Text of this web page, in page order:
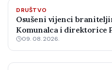
DRUŠTVO
Osušeni vijenci
Komunalca i direktorice
09. 08. 2026.